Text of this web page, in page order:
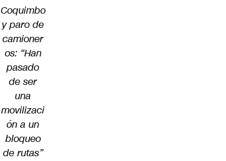
Coquimbo
y paro de
camioner
os: “Han
pasado
de ser
una
movilizaci
ón a un
bloqueo
de rutas”